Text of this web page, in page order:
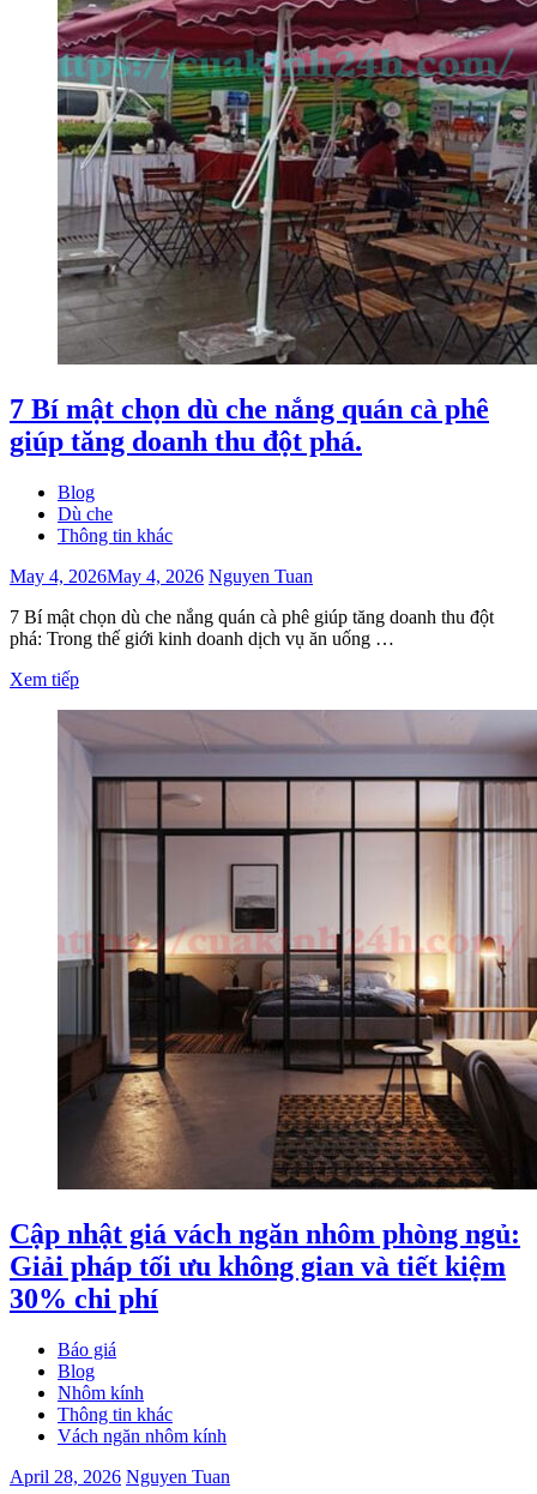
7 Bí mật chọn dù che nắng quán cà phê
giúp tăng doanh thu đột phá.
Blog
Dù che
Thông tin khác
May 4, 2026May 4, 2026 Nguyen Tuan
7 Bí mật chọn dù che nắng quán cà phê giúp tăng doanh thu đột
phá: Trong thế giới kinh doanh dịch vụ ăn uống …
Xem tiếp
Cập nhật giá vách ngăn nhôm phòng ngủ:
Giải pháp tối ưu không gian và tiết kiệm
30% chi phí
Báo giá
Blog
Nhôm kính
Thông tin khác
Vách ngăn nhôm kính
April 28, 2026 Nguyen Tuan